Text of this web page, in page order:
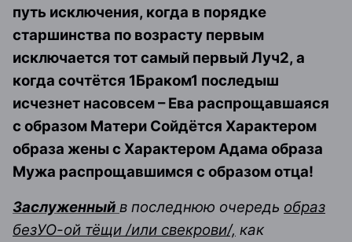
путь исключения, когда в порядке
старшинства по возрасту первым
исключается тот самый первый Луч2, а
когда сочтётся 1Браком1 последыш
исчезнет насовсем – Ева распрощавшаяся
с образом Матери Сойдётся Характером
образа жены с Характером Адама образа
Мужа распрощавшимся с образом отца!
Заслуженный в последнюю очередь образ
безУО-ой тёщи /или свекрови/, как